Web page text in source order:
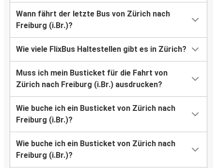
Wann fährt der letzte Bus von Zürich nach
Freiburg (i.Br.)?
Wie viele FlixBus Haltestellen gibt es in Zürich?
Muss ich mein Busticket für die Fahrt von
Zürich nach Freiburg (i.Br.) ausdrucken?
Wie buche ich ein Busticket von Zürich nach
Freiburg (i.Br.)?
Wie buche ich ein Busticket von Zürich nach
Freiburg (i.Br.)?